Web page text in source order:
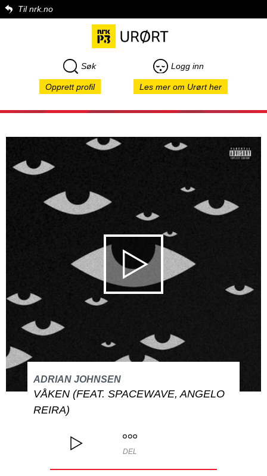
Til nrk.no
Søk Logg inn
Opprett profil Les mer om Urørt her
ADRIAN JOHNSEN
VÅKEN (FEAT. SPACEWAVE, ANGELO
REIRA)
DEL